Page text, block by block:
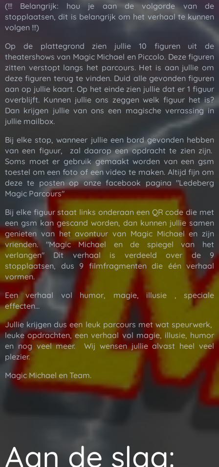
(!!! Belangrijk: hou je aan de volgorde van de
stopplaatsen, dit is belangrijk om het verhaal te kunnen
volgen !!!)
Op de plattegrond zien jullie 10 figuren uit de
theatershows van Magic Michael en Piccolo. Deze figuren
zitten verstopt langs het parcours. Het is aan jullie om
deze figuren terug te vinden. Duid alle gevonden figuren
aan op jullie kaart. Op het einde zien jullie dat er 1 figuur
overblijft. Kunnen jullie ons zeggen welk figuur het is?
Dan krijgen jullie van ons een magische verrassing in
jullie mailbox.
Bij elke stop, wanneer jullie een bord gevonden hebben
van een figuur, zal daarop een opdracht te zien zijn.
Soms moet er gebruik gemaakt worden van een gsm
toestel om een foto of een video te maken. Altijd fijn om
deze te posten op onze facebook pagina "Ledeberg
Magic Parcours"
Bij elke figuur staat links onderaan een QR code die met
een gsm kan gescand worden, dan kunnen jullie samen
genieten van het avontuur van Magic Michael en zijn
vrienden. "Magic Michael en de spiegel van het
verlangen" Dit verhaal is verdeeld over de 9
stopplaatsen, dus 9 filmfragmenten die één verhaal
vormen.
Een verhaal vol humor, magie, illusie , speciale
effecten...
Jullie krijgen dus een leuk parcours met wat speurwerk,
leuke opdrachten, een verhaal vol magie, illusie, humor
en nog veel meer. Wij wensen jullie alvast heel veel
plezier.
Magic Michael en Team.
Aan de slag: